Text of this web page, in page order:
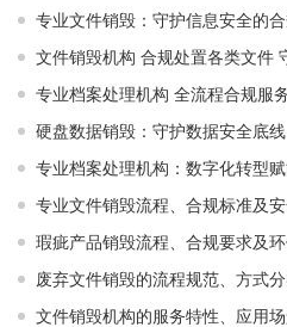
专业文件销毁：守护信息安全的
文件销毁机构 合规处置各类文件
专业档案处理机构 全流程合规服
硬盘数据销毁：守护数据安全底
专业档案处理机构：数字化转型赋能
专业文件销毁流程、合规标准及
瑕疵产品销毁流程、合规要求及
废弃文件销毁的流程规范、方式
文件销毁机构的服务特性、应用